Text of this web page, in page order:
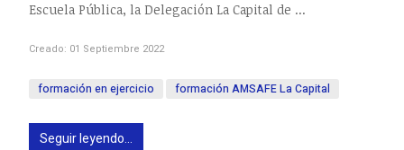
Escuela Pública, la Delegación La Capital de ...
Creado: 01 Septiembre 2022
formación en ejercicio formación AMSAFE La Capital
Seguir leyendo...